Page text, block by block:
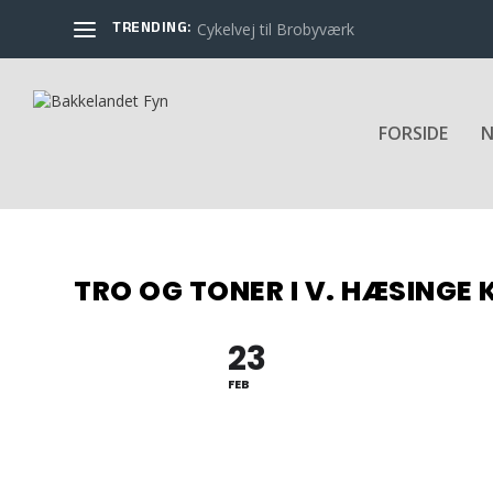
TRENDING: Cykelvej til Brobyværk
FORSIDE
TRO OG TONER I V. HÆSINGE
23
FEB